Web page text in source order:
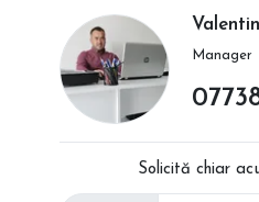
Manager
Solicită chiar